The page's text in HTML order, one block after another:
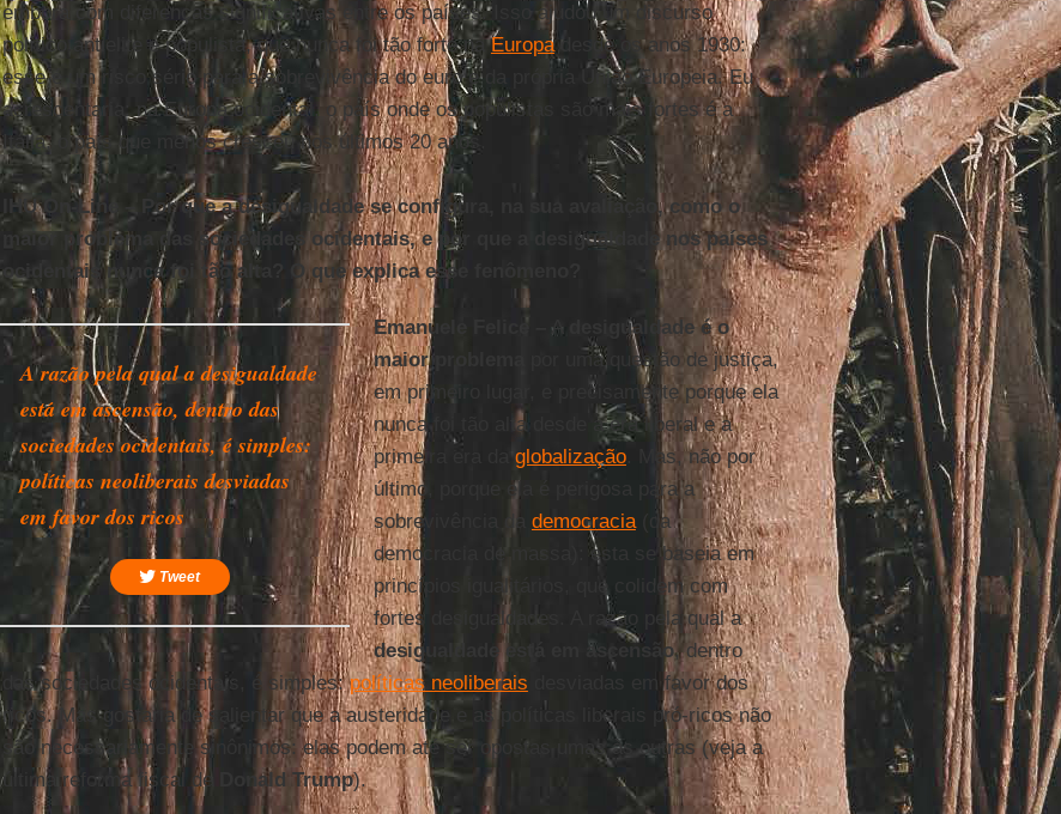
embora com diferenças significativas entre os países. Isso ajudou um discurso
político antielite e populista, que nunca foi tão forte naEuropadesde os anos 1930:
esse é um risco sério para a sobrevivência do euro e da própria União Europeia. Eu
acrescentaria: na Europa ocidental, o país onde os populistas são mais fortes é a
Itália, o país que menos cresceu nos últimos 20 anos.
IHU On-Line – Por que a desigualdade se configura, na sua avaliação, como o
maior problema das sociedades ocidentais, e por que a desigualdade nos países
ocidentais nunca foi tão alta? O que explica esse fenômeno?
A razão pela qual a desigualdade
está em ascensão, dentro das
sociedades ocidentais, é simples:
políticas neoliberais desviadas
em favor dos ricos
Tweet
Emanuele Felice – A
desigualdade é o
maior problema
por uma questão de justiça,
em primeiro lugar, e precisamente porque ela
nunca foi tão alta desde a era liberal e a
primeira era daglobalização. Mas, não por
último, porque ela é perigosa para a
sobrevivência da democracia(da
democracia de massa): esta se baseia em
princípios igualitários, que colidem com
fortes desigualdades. A razão pela qual a
desigualdade está em ascensão, dentro
das sociedades ocidentais, é simples:políticas neoliberais desviadas em favor dos
ricos. Mas gostaria de salientar que a austeridade e as políticas liberais pró-ricos não
são necessariamente sinônimos: elas podem até ser opostas umas às outras (veja a
última reforma fiscal de
Donald Trump).